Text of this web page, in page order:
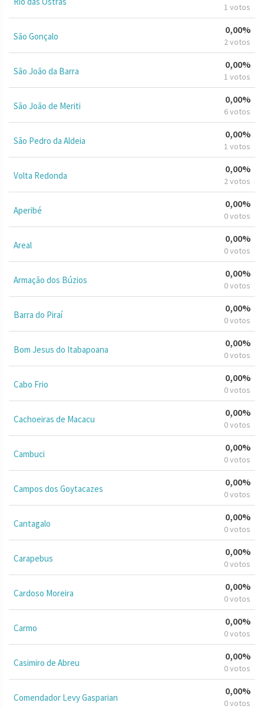
1 votos
São Gonçalo
0,00%
2 votos
São João da Barra
0,00%
1 votos
São João de Meriti
0,00%
6 votos
São Pedro da Aldeia
0,00%
1 votos
Volta Redonda
0,00%
2 votos
Aperibé
0,00%
0 votos
Areal
0,00%
0 votos
Armação dos Búzios
0,00%
0 votos
Barra do Piraí
0,00%
0 votos
Bom Jesus do Itabapoana
0,00%
0 votos
Cabo Frio
0,00%
0 votos
Cachoeiras de Macacu
0,00%
0 votos
Cambuci
0,00%
0 votos
Campos dos Goytacazes
0,00%
0 votos
Cantagalo
0,00%
0 votos
Carapebus
0,00%
0 votos
Cardoso Moreira
0,00%
0 votos
Carmo
0,00%
0 votos
Casimiro de Abreu
0,00%
0 votos
Comendador Levy Gasparian
0,00%
0 votos